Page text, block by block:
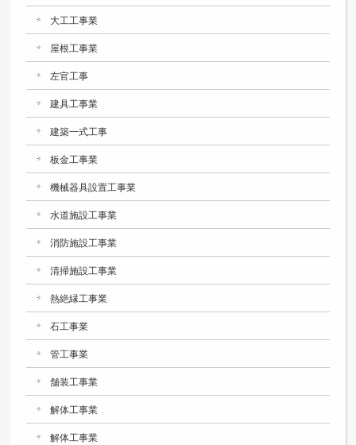
大工工事業
屋根工事業
左官工事
建具工事業
建築一式工事
板金工事業
機械器具設置工事業
水道施設工事業
消防施設工事業
清掃施設工事業
熱絶縁工事業
石工事業
管工事業
舗装工事業
解体工事業
解体工事業